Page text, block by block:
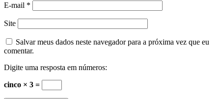
E-mail *
Site
Salvar meus dados neste navegador para a próxima vez que eu
comentar.
Digite uma resposta em números:
cinco × 3 =